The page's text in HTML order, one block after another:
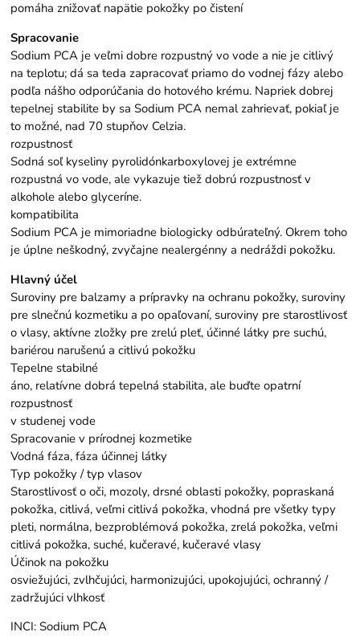
pomáha znižovať napätie pokožky po čistení
Spracovanie
Sodium PCA je veľmi dobre rozpustný vo vode a nie je citlivý
na teplotu; dá sa teda zapracovať priamo do vodnej fázy alebo
podľa nášho odporúčania do hotového krému. Napriek dobrej
tepelnej stabilite by sa Sodium PCA nemal zahrievať, pokiaľ je
to možné, nad 70 stupňov Celzia.
rozpustnosť
Sodná soľ kyseliny pyrolidónkarboxylovej je extrémne
rozpustná vo vode, ale vykazuje tiež dobrú rozpustnosť v
alkohole alebo glyceríne.
kompatibilita
Sodium PCA je mimoriadne biologicky odbúrateľný. Okrem toho
je úplne neškodný, zvyčajne nealergénny a nedráždi pokožku.
Hlavný účel
Suroviny pre balzamy a prípravky na ochranu pokožky, suroviny
pre slnečnú kozmetiku a po opaľovaní, suroviny pre starostlivosť
o vlasy, aktívne zložky pre zrelú pleť, účinné látky pre suchú,
bariérou narušenú a citlivú pokožku
Tepelne stabilné
áno, relatívne dobrá tepelná stabilita, ale buďte opatrní
rozpustnosť
v studenej vode
Spracovanie v prírodnej kozmetike
Vodná fáza, fáza účinnej látky
Typ pokožky / typ vlasov
Starostlivosť o oči, mozoly, drsné oblasti pokožky, popraskaná
pokožka, citlivá, veľmi citlivá pokožka, vhodná pre všetky typy
pleti, normálna, bezproblémová pokožka, zrelá pokožka, veľmi
citlivá pokožka, suché, kučeravé, kučeravé vlasy
Účinok na pokožku
osviežujúci, zvlhčujúci, harmonizujúci, upokojujúci, ochranný /
zadržujúci vlhkosť
INCI: Sodium PCA